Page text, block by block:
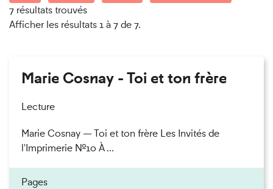
7 résultats trouvés
Afficher les résultats 1 à 7 de 7.
Marie Cosnay - Toi et ton frère
Lecture
Marie Cosnay — Toi et ton frère Les Invités de
l'Imprimerie n°10 À ...
Pages